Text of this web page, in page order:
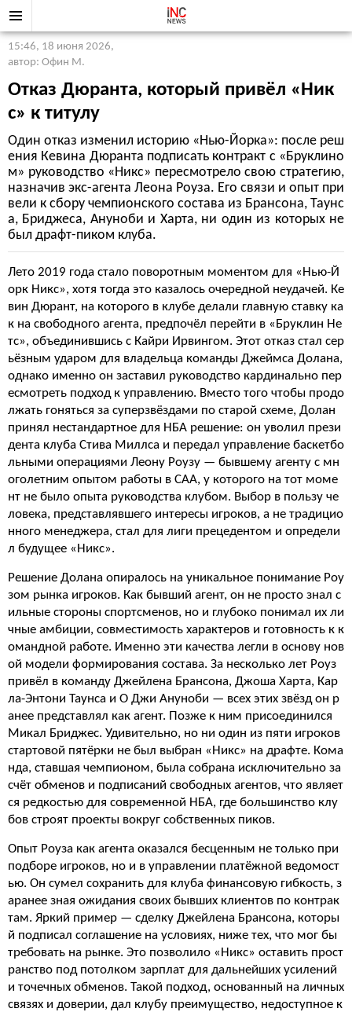
15:46, 18 июня 2026,
автор: Офин М.
Отказ Дюранта, который привёл «Ник
с» к титулу
Один отказ изменил историю «Нью-Йорка»: после реш
ения Кевина Дюранта подписать контракт с «Бруклино
м» руководство «Никс» пересмотрело свою стратегию,
назначив экс-агента Леона Роуза. Его связи и опыт при
вели к сбору чемпионского состава из Брансона, Таунс
а, Бриджеса, Ануноби и Харта, ни один из которых не
был драфт-пиком клуба.
Лето 2019 года стало поворотным моментом для «Нью-Й
орк Никс», хотя тогда это казалось очередной неудачей. Ке
вин Дюрант, на которого в клубе делали главную ставку ка
к на свободного агента, предпочёл перейти в «Бруклин Не
тс», объединившись с Кайри Ирвингом. Этот отказ стал сер
ьёзным ударом для владельца команды Джеймса Долана,
однако именно он заставил руководство кардинально пер
есмотреть подход к управлению. Вместо того чтобы продо
лжать гоняться за суперзвёздами по старой схеме, Долан
принял нестандартное для НБА решение: он уволил прези
дента клуба Стива Миллса и передал управление баскетбо
льными операциями Леону Роузу — бывшему агенту с мн
оголетним опытом работы в CAA, у которого на тот моме
нт не было опыта руководства клубом. Выбор в пользу че
ловека, представлявшего интересы игроков, а не традицио
нного менеджера, стал для лиги прецедентом и определи
л будущее «Никс».
Решение Долана опиралось на уникальное понимание Роу
зом рынка игроков. Как бывший агент, он не просто знал с
ильные стороны спортсменов, но и глубоко понимал их ли
чные амбиции, совместимость характеров и готовность к к
омандной работе. Именно эти качества легли в основу нов
ой модели формирования состава. За несколько лет Роуз
привёл в команду Джейлена Брансона, Джоша Харта, Кар
ла-Энтони Таунса и О Джи Ануноби — всех этих звёзд он р
анее представлял как агент. Позже к ним присоединился
Микал Бриджес. Удивительно, но ни один из пяти игроков
стартовой пятёрки не был выбран «Никс» на драфте. Кома
нда, ставшая чемпионом, была собрана исключительно за
счёт обменов и подписаний свободных агентов, что являет
ся редкостью для современной НБА, где большинство клу
бов строят проекты вокруг собственных пиков.
Опыт Роуза как агента оказался бесценным не только при
подборе игроков, но и в управлении платёжной ведомост
ью. Он сумел сохранить для клуба финансовую гибкость, з
аранее зная ожидания своих бывших клиентов по контрак
там. Яркий пример — сделку Джейлена Брансона, которы
й подписал соглашение на условиях, ниже тех, что мог бы
требовать на рынке. Это позволило «Никс» оставить прост
ранство под потолком зарплат для дальнейших усилений
и точечных обменов. Такой подход, основанный на личных
связях и доверии, дал клубу преимущество, недоступное к